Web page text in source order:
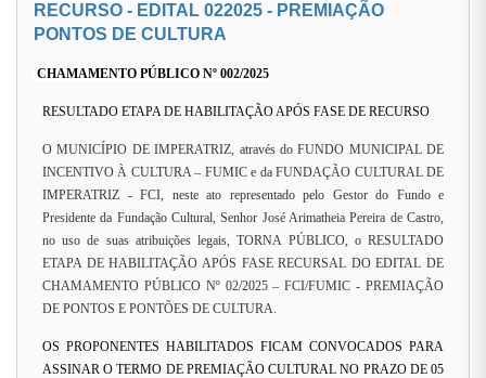
RECURSO - EDITAL 022025 - PREMIAÇÃO
PONTOS DE CULTURA
CHAMAMENTO PÚBLICO Nº 002/2025
RESULTADO ETAPA DE HABILITAÇÃO APÓS FASE DE RECURSO
O MUNICÍPIO DE IMPERATRIZ, através do FUNDO MUNICIPAL DE
INCENTIVO À CULTURA – FUMIC e da FUNDAÇÃO CULTURAL DE
IMPERATRIZ - FCI, neste ato representado pelo Gestor do Fundo e
Presidente da Fundação Cultural, Senhor José Arimatheia Pereira de Castro,
no uso de suas atribuições legais, TORNA PÚBLICO, o RESULTADO
ETAPA DE HABILITAÇÃO APÓS FASE RECURSAL DO EDITAL DE
CHAMAMENTO PÚBLICO Nº 02/2025 – FCI/FUMIC - PREMIAÇÃO
DE PONTOS E PONTÕES DE CULTURA.
OS PROPONENTES HABILITADOS FICAM CONVOCADOS PARA
ASSINAR O TERMO DE PREMIAÇÃO CULTURAL NO PRAZO DE 05